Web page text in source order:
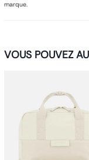
marque.
VOUS POUVEZ